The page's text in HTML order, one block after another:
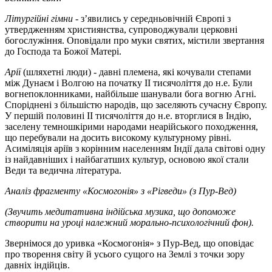
Літургійні гімни - з’явились у середньовічній Європі з
утвердженням християнства, супроводжували церковні
богослужіння. Оповідали про муки святих, містили звертання
до Господа та Божої Матері.
Арії(шляхетні люди) - давні племена, які кочували степами
між Дунаєм і Волгою на початку II тисячоліття до н.е. Були
вогнепоклонниками, найбільше шанували бога вогню Агні.
Споріднені з більшістю народів, що заселяють сучасну Європу.
У першій половині II тисячоліття до н.е. вторглися в Індію,
заселену темношкірими народами неарійського походження,
що перебували на досить високому культурному рівні.
Асиміляція аріїв з корінним населенням Індії дала світові одну
із найдавніших і найбагатших культур, основою якої стали
Веди та ведична література.
Аналіз фрагменту «Космогонія» з «Рігведи» (з Пур-Вед)
(Звучить медитативна індійська музика, що допоможе
створити на уроці належний морально-психологічний фон).
Звернімося до уривка «Космогонія» з Пур-Вед, що оповідає
про творення світу й усього сущого на Землі з точки зору
давніх індійців.